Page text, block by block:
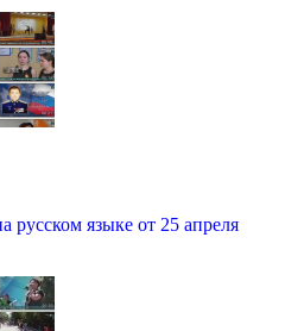
русском языке от 25 апреля